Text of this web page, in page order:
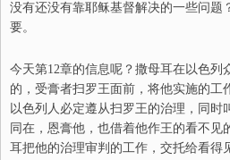
没有还没有靠耶稣基督解决的一些问题
要。
今天第12章的信息呢？撒母耳在以色列
的，受膏者扫罗王面前，将他实施的工
以色列人必定遵从扫罗王的治理，同时
同在，恩膏他，也借着他作王的看不
耳把他的治理审判的工作，交托给看得